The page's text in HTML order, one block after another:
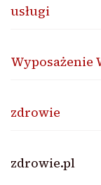
usługi
Wyposażenie
zdrowie
zdrowie.pl